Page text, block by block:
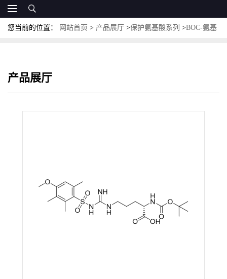
您当前的位置： 网站首页 > 产品展厅 >保护氨基酸系列 >BOC-氨基
产品展厅